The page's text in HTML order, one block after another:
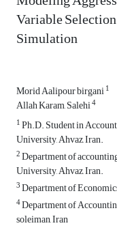
Variable
Simulation
Morid Aalipour birgani1
Allah Karam, Salehi4
1Ph.D. Student in
University, Ahvaz, Iran.
2Department of
University, Ahvaz, Iran.
3Department of
4Department of
soleiman, Iran